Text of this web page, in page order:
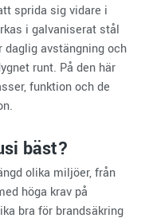
sprida sig vidare i
i galvaniserat stål
avstängning och
runt. På den här
funktion och de
bäst?
olika miljöer, från
höga krav på
bra för brandsäkring